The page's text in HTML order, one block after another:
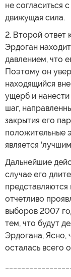
не согласиться
движущая сила.
2. Второй ответ
Эрдоган
давлением, что
Поэтому он
находящийся
ущерб и
шаг,
закрытия его
положительные
является
Дальнейшие
случае его
отчетливо
выборов 2007
тем, что будут
Эрдогана, Ясно,
осталась всего